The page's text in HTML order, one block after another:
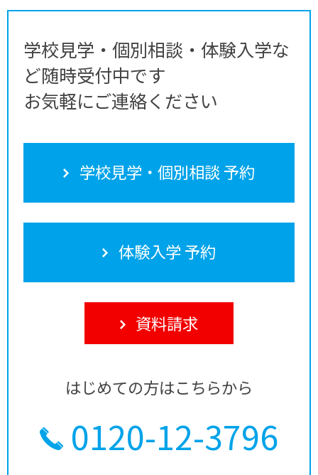
学校見学・個別相談・体験入学な
ど随時受付中です
お気軽にご連絡ください
学校見学・個別相談 予約
体験入学 予約
資料請求
はじめての方はこちらから
0120-12-3796